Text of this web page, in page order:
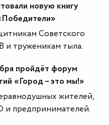
новую книгу
Советского
и труженикам тыла.
пройдёт форум
«Город – это мы!»
жителей,
и предпринимателей.